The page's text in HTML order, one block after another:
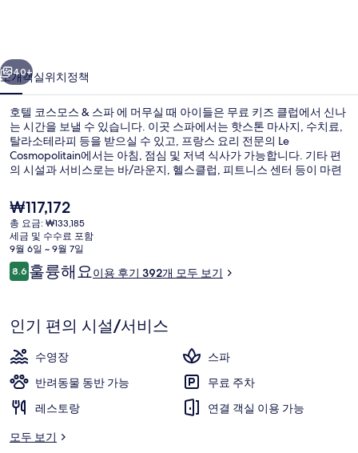
스
파
의
사
진
갤
러
리
다음
40+
소개객실위치정책
호텔 코스모스 & 스파 에 머무실 때 아이들은 무료 키즈 클럽에서 신나
는 시간을 보낼 수 있습니다. 이곳 스파에서는 핫스톤 마사지, 수치료,
탈라소테라피 등을 받으실 수 있고, 프랑스 요리 전문의 Le
Cosmopolitain에서는 아침, 점심 및 저녁 식사가 가능합니다. 기타 편
의 시설과 서비스로는 바/라운지, 헬스클럽, 피트니스 센터 등이 마련
했습니다.
현
재
가
격
은
₩117,172
₩117,172
총 요금: ₩133,185
세금 및 수수료 포함
9월 6일 ~ 9월 7일
이
용
기
8.610점 만점 중 8.6점.
훌륭해요이용 후기 392개 모두 보기
인기 편의 시설/서비스
수영장
스파
반려동물 동반 가능
무료 주차
레스토랑
연결 객실 이용 가능
모두 보기